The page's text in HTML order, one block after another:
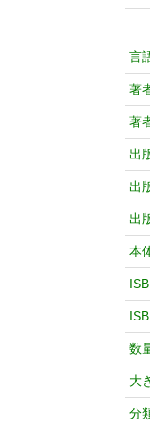
言
著
著
出
出
出
本
数
大
分